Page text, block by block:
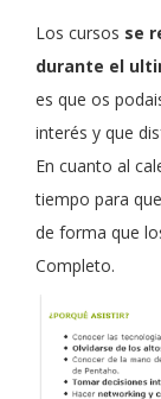
Los cursos se
durante el
es que os
interés y que
En cuanto al
tiempo para
de forma que
Completo.